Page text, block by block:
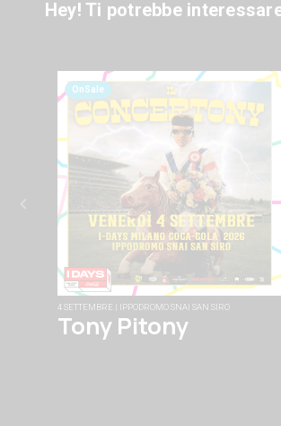
Hey! Ti potrebbe
OnSale
4 SETTEMBRE | IPPODROMO SNAI SAN SIRO
Tony Pitony